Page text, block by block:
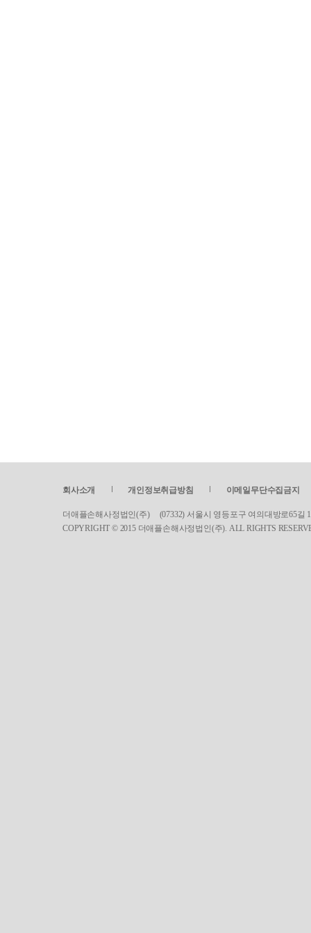
회사소개 개인정보취급방침 이메일무단수집금지
더애플손해사정법인(주) (07332) 서울시 영등포구 여의대방로65길
COPYRIGHT © 2015 더애플손해사정법인(주). ALL RIGHTS